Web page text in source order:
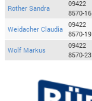
Rother Sandra
09422
8570-16
Weidacher Claudia
09422
8570-19
Wolf Markus
09422
8570-23